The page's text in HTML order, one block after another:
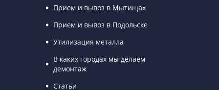
Прием и вывоз в Мытищах
Прием и вывоз в Подольске
Утилизация металла
В каких городах мы делаем
демонтаж
Статьи